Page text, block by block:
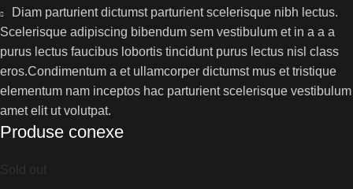
Diam parturient dictumst parturient scelerisque nibh lectus.
Scelerisque adipiscing bibendum sem vestibulum et in a a a
purus lectus faucibus lobortis tincidunt purus lectus nisl class
eros.Condimentum a et ullamcorper dictumst mus et tristique
elementum nam inceptos hac parturient scelerisque vestibulum
amet elit ut volutpat.
Produse conexe
Sold out